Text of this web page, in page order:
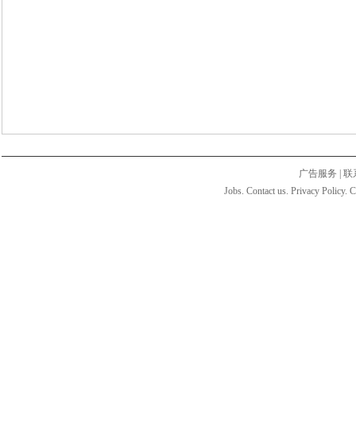
广告服务
联
Jobs. Contact us. Privacy Policy.